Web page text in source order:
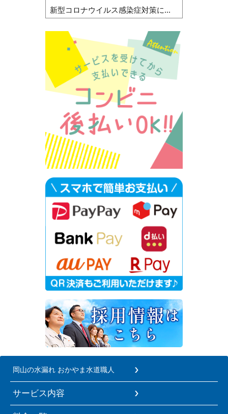
新型コロナウイルス感染症対策に...
岡山の水漏れ おかやま水道職人
サービス内容